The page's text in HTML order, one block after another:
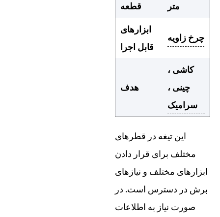
قطعه
متر
ابزارهای
قابل اجرا
چرخ زاویه
هدف
کاشی ،
چینی ،
سرامیک
این تیغه در قطرهای
مختلف برای قرار دادن
ابزارهای مختلف و نیازهای
برش در دسترس است. در
صورت نیاز به اطلاعات